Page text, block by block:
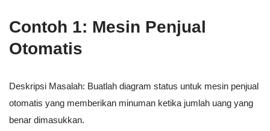
Contoh 1: Mesin Penjual
Otomatis
Deskripsi Masalah: Buatlah diagram status untuk mesin penjual
otomatis yang memberikan minuman ketika jumlah uang yang
benar dimasukkan.